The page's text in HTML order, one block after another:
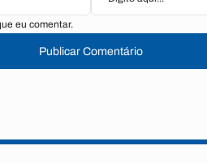
eu comentar.
Publicar Comentário